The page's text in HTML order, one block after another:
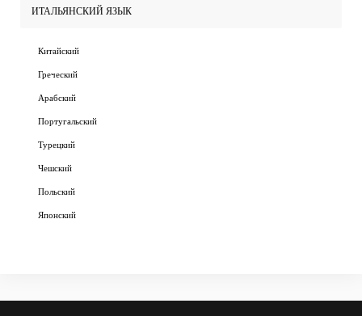
ИТАЛЬЯНСКИЙ ЯЗЫК
Китайский
Греческий
Арабский
Португальский
Турецкий
Чешский
Польский
Японский